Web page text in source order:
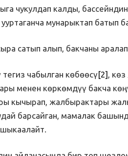
чукулдап калды,
мунарыктап батып
сатып алып, бакчаны
тегиз чабылган көбөөсү[2],
менен көркөмдүү бакча
кычырап, жалбырактары
барсайган, мамалак